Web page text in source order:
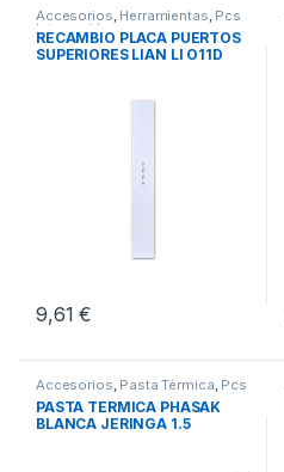
Accesorios, Herramientas, Pcs
Integración
RECAMBIO PLACA PUERTOS
SUPERIORES LIAN LI O11D
9,61€
Accesorios, Pasta Térmica, Pcs
Integración
PASTA TERMICA PHASAK
BLANCA JERINGA 1.5